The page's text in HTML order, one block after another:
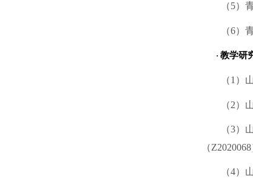
（5）
（6）
· 教学研
（1 ）
（2）
（3）
（Z2020068
（4）